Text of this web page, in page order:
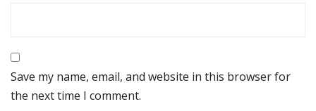
Save my name, email, and website in this browser for
the next time I comment.